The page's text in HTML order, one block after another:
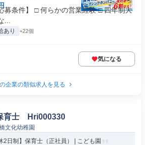
募条件】 □ 何らかの営業経験 □ 四年制大
あり +22個
気になる
企業の類似求人を見る
育士 Hri000330
文化幼稚園
2日制】保育士（正社員） | こども園